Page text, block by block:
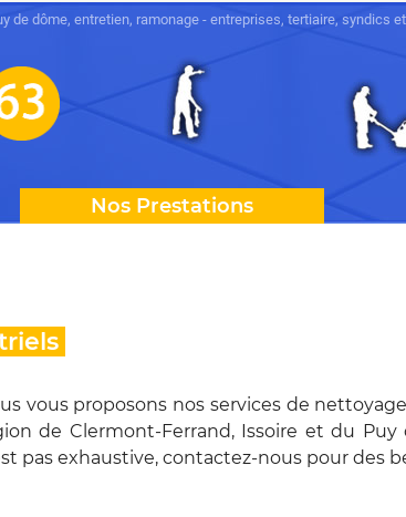
de dôme, entretien, ramonage - entreprises, tertiaire, syndics
Nos Prestations
vous proposons nos services de
de Clermont-Ferrand, Issoire et du
pas exhaustive, contactez-nous pour des